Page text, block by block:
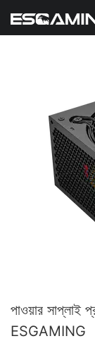
পাওয়ার
ESGAMING